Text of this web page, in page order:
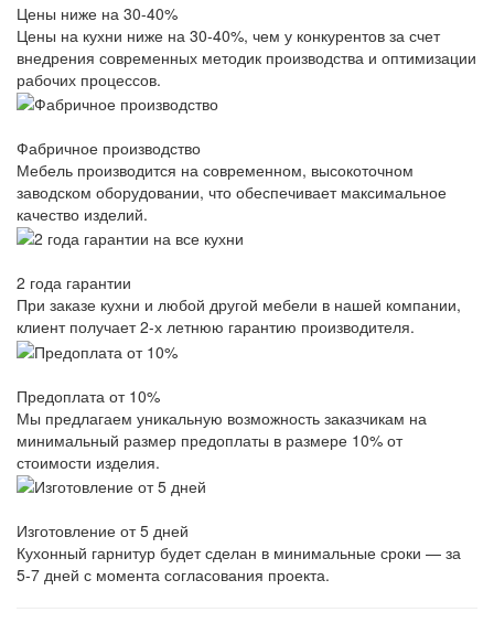
Цены ниже на 30-40%
Цены на кухни ниже на 30-40%, чем у конкурентов за счет
внедрения современных методик производства и оптимизации
рабочих процессов.
Фабричное производство
Мебель производится на современном, высокоточном
заводском оборудовании, что обеспечивает максимальное
качество изделий.
2 года гарантии
При заказе кухни и любой другой мебели в нашей компании,
клиент получает 2-х летнюю гарантию производителя.
Предоплата от 10%
Мы предлагаем уникальную возможность заказчикам на
минимальный размер предоплаты в размере 10% от
стоимости изделия.
Изготовление от 5 дней
Кухонный гарнитур будет сделан в минимальные сроки — за
5-7 дней с момента согласования проекта.